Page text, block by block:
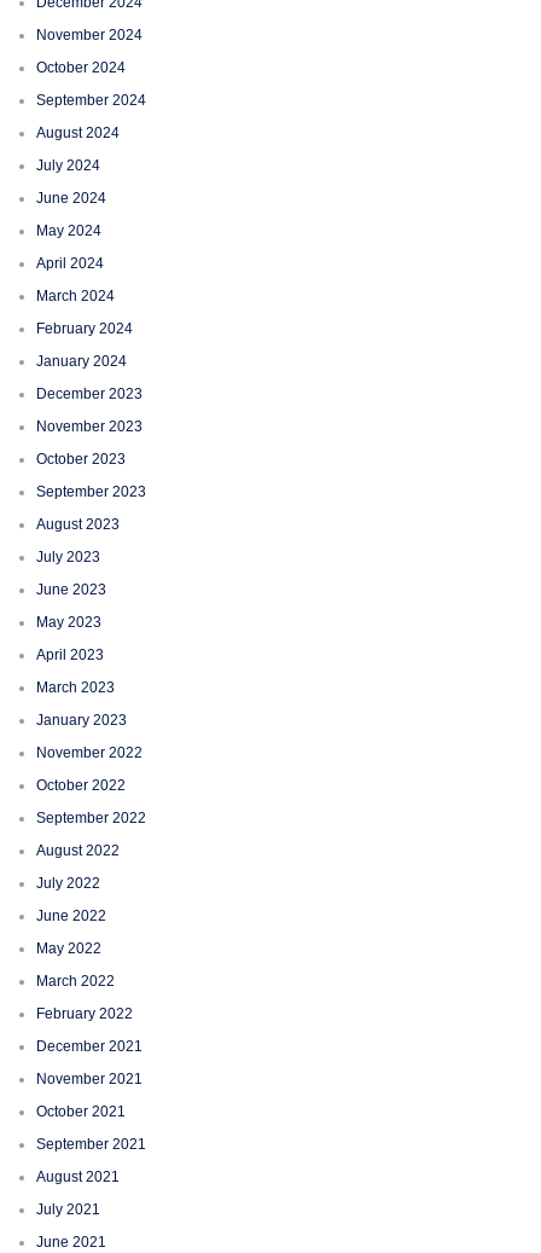
November 2024
October 2024
September 2024
August 2024
July 2024
June 2024
May 2024
April 2024
March 2024
February 2024
January 2024
December 2023
November 2023
October 2023
September 2023
August 2023
July 2023
June 2023
May 2023
April 2023
March 2023
January 2023
November 2022
October 2022
September 2022
August 2022
July 2022
June 2022
May 2022
March 2022
February 2022
December 2021
November 2021
October 2021
September 2021
August 2021
July 2021
June 2021